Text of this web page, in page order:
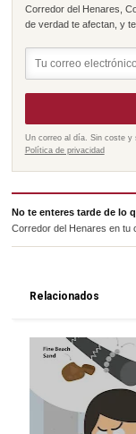
Corredor del Henares,
de verdad te afectan, y
Un correo al día. Sin coste y
Política de privacidad
No te enteres tarde de lo
Corredor del Henares en tu
Relacionados